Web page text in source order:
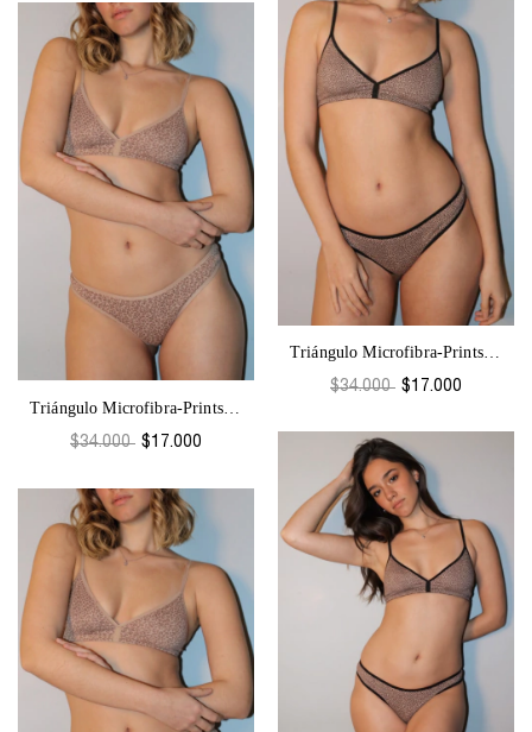
Triángulo Microfibra-Prints G2
$34.000 $17.000
Triángulo Microfibra-Prints G2
$34.000 $17.000